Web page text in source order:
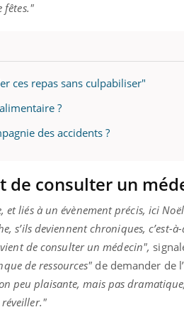
fêtes."
ces repas sans culpabiliser"
?
des accidents ?
de consulter un
liés à un évènement précis, ici
s’ils deviennent chroniques, c’est-
de consulter un médecin",
de ressources" de demander de
peu plaisante, mais pas